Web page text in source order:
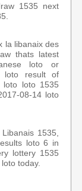
1535 next
la libanaix des
thats latest
loto or
loto result of
loto loto 1535
08-14 loto
1535,
loto 6 in
lottery 1535
today.